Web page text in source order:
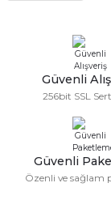
Ürün
Ürün fiyatı
Bu ürüne
Güvenli
256bit SSL
Güvenli
Özenli ve sağlam